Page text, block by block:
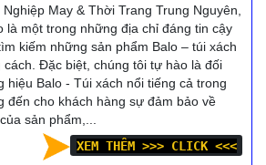
May & Thời Trang Trung Nguyên,
là một trong những địa chỉ đáng tin cậy
kiếm những sản phẩm Balo – túi xách
Đặc biệt, chúng tôi tự hào là đối
hiệu Balo - Túi xách nổi tiếng cả trong
đến cho khách hàng sự đảm bảo về
sản phẩm,...
XEM THÊM >>> CLICK <<<